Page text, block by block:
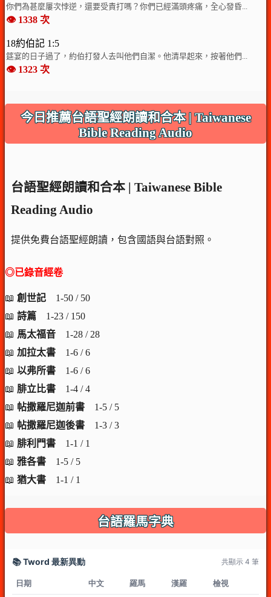
你們為甚麼屢次悖逆，還要受責打嗎？你們已經滿頭疼痛，全心發昏...
👁️ 1338 次
18約伯記 1:5
筵宴的日子過了，約伯打發人去叫他們自潔。他清早起來，按著他們...
👁️ 1323 次
今日推薦台語聖經朗讀和合本 | Taiwanese
Bible Reading Audio
台語聖經朗讀和合本 | Taiwanese Bible
Reading Audio
提供免費台語聖經朗讀，包含國語與台語對照。
◎已錄音經卷
📖 創世記 1-50 / 50
📖 詩篇 1-23 / 150
📖 馬太福音 1-28 / 28
📖 加拉太書 1-6 / 6
📖 以弗所書 1-6 / 6
📖 腓立比書 1-4 / 4
📖 帖撒羅尼迦前書 1-5 / 5
📖 帖撒羅尼迦後書 1-3 / 3
📖 腓利門書 1-1 / 1
📖 雅各書 1-5 / 5
📖 猶大書 1-1 / 1
台語羅馬字典